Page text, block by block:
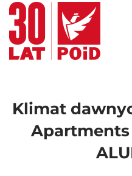
Przejdź do treści głównej
Klimat